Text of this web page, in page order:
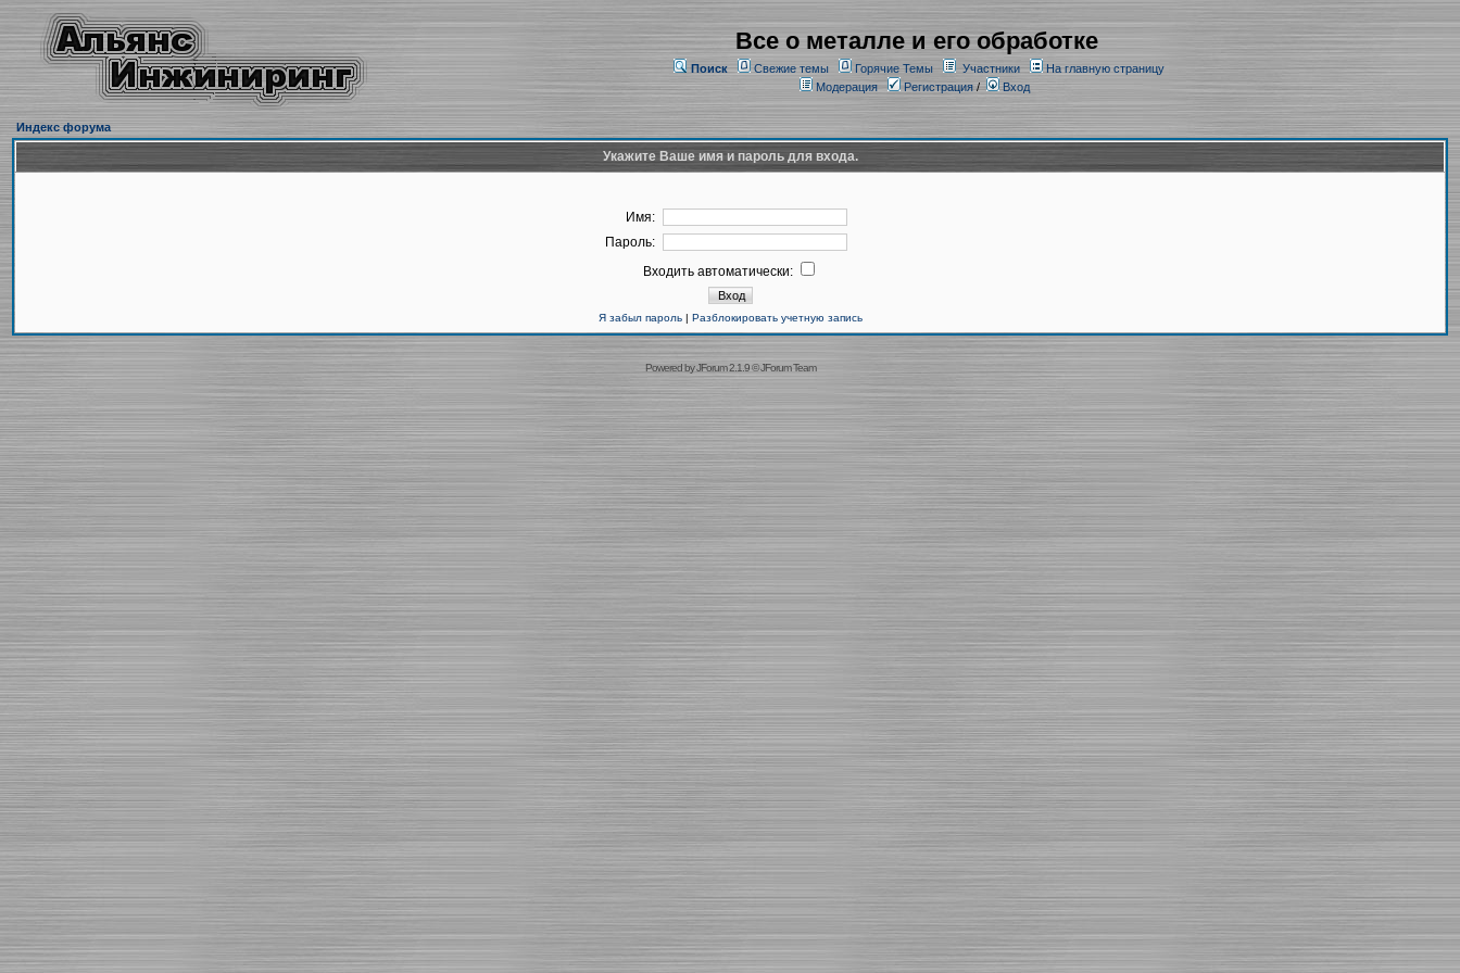
Все о металле и его обработке
Поиск Свежие темы Горячие Темы Участники
На главную страницу
Модерация
Регистрация/ Вход
Индекс форума
Укажите Ваше имя и пароль для входа.
Имя:
Пароль:
Входить автоматически:
Я забыл пароль| Разблокировать учетную запись
Powered byJForum 2.1.9©JForum Team